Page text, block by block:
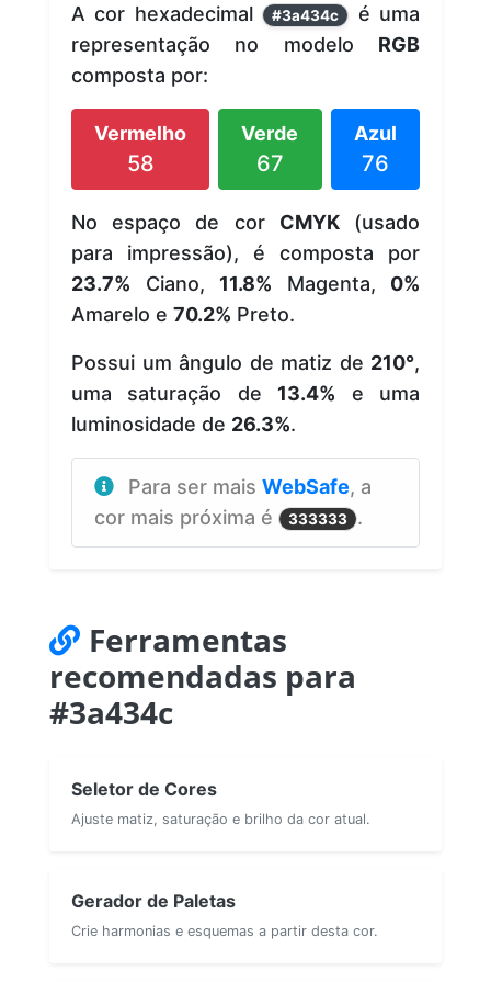
A cor hexadecimal #3a434c
é uma
representação no modelo RGB
composta por:
Vermelho
58
Verde
67
Azul
76
No espaço de cor CMYK(usado
para impressão), é composta por
23.7% Ciano, 11.8% Magenta, 0%
Amarelo e 70.2% Preto.
Possui um ângulo de matiz de 210°,
uma saturação de 13.4% e uma
luminosidade de 26.3%.
Para ser mais WebSafe, a
cor mais próxima é
333333 .
Ferramentas
recomendadas para
#3a434c
Seletor de Cores
Ajuste matiz, saturação e brilho da cor atual.
Gerador de Paletas
Crie harmonias e esquemas a partir desta cor.